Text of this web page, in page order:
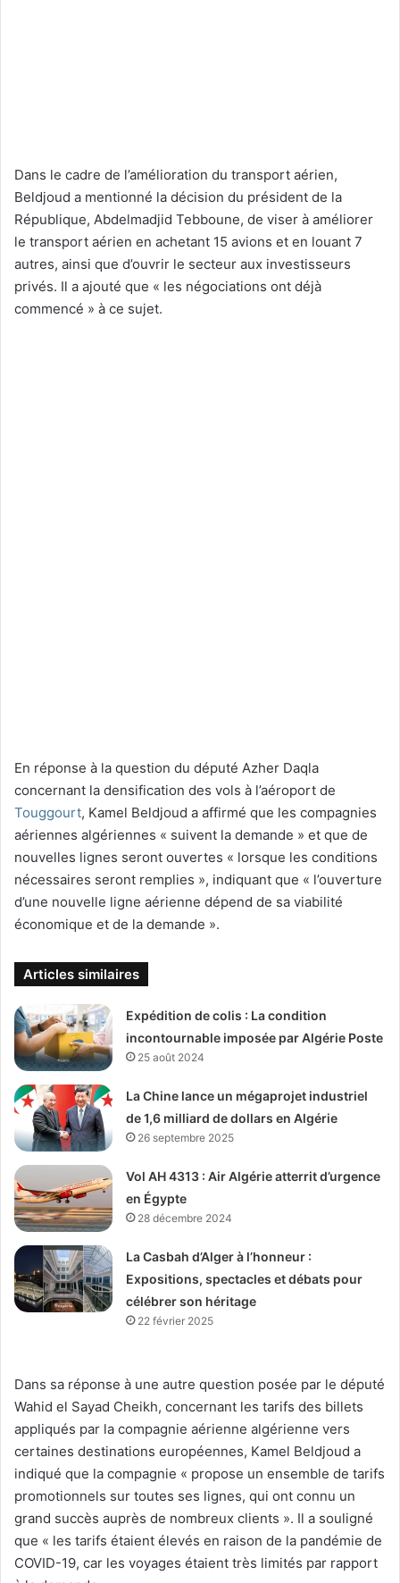
Dans le cadre de l’amélioration du transport aérien,
Beldjoud a mentionné la décision du président de la
République, Abdelmadjid Tebboune, de viser à améliorer
le transport aérien en achetant 15 avions et en louant 7
autres, ainsi que d’ouvrir le secteur aux investisseurs
privés. Il a ajouté que « les négociations ont déjà
commencé » à ce sujet.
En réponse à la question du député Azher Daqla
concernant la densification des vols à l’aéroport de
Touggourt, Kamel Beldjoud a affirmé que les compagnies
aériennes algériennes « suivent la demande » et que de
nouvelles lignes seront ouvertes « lorsque les conditions
nécessaires seront remplies », indiquant que « l’ouverture
d’une nouvelle ligne aérienne dépend de sa viabilité
économique et de la demande ».
Articles similaires
Expédition de colis : La condition
incontournable imposée par Algérie Poste
25 août 2024
La Chine lance un mégaprojet industriel
de 1,6 milliard de dollars en Algérie
26 septembre 2025
Vol AH 4313 : Air Algérie atterrit d’urgence
en Égypte
28 décembre 2024
La Casbah d’Alger à l’honneur :
Expositions, spectacles et débats pour
célébrer son héritage
22 février 2025
Dans sa réponse à une autre question posée par le député
Wahid el Sayad Cheikh, concernant les tarifs des billets
appliqués par la compagnie aérienne algérienne vers
certaines destinations européennes, Kamel Beldjoud a
indiqué que la compagnie « propose un ensemble de tarifs
promotionnels sur toutes ses lignes, qui ont connu un
grand succès auprès de nombreux clients ». Il a souligné
que « les tarifs étaient élevés en raison de la pandémie de
COVID-19, car les voyages étaient très limités par rapport